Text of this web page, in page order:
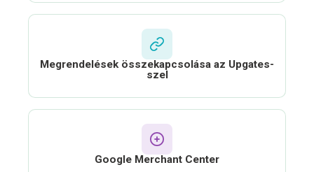
Megrendelések összekapcsolása az Upgates-
szel
Google Merchant Center